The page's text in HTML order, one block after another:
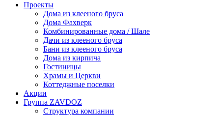
Проекты
Дома из клееного бруса
Дома Фахверк
Комбинированные дома / Шале
Дачи из клееного бруса
Бани из клееного бруса
Дома из кирпича
Гостиницы
Храмы и Церкви
Коттеджные поселки
Акции
Группа ZAVDOZ
Структура компании